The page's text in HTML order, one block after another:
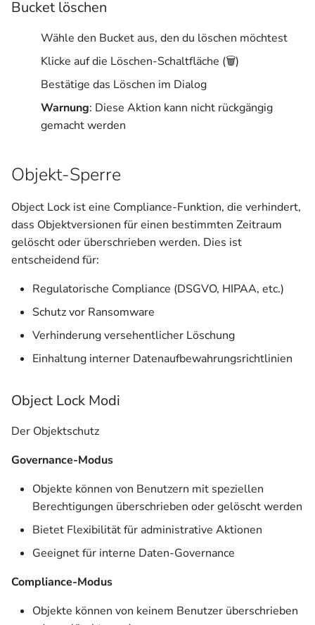
Bucket löschen
Wähle den Bucket aus, den du löschen möchtest
Klicke auf die Löschen-Schaltfläche (🗑️)
Bestätige das Löschen im Dialog
Warnung: Diese Aktion kann nicht rückgängig
gemacht werden
Objekt-Sperre
Object Lock ist eine Compliance-Funktion, die verhindert,
dass Objektversionen für einen bestimmten Zeitraum
gelöscht oder überschrieben werden. Dies ist
entscheidend für:
Regulatorische Compliance (DSGVO, HIPAA, etc.)
Schutz vor Ransomware
Verhinderung versehentlicher Löschung
Einhaltung interner Datenaufbewahrungsrichtlinien
Object Lock Modi
Der Objektschutz
Governance-Modus
Objekte können von Benutzern mit speziellen
Berechtigungen überschrieben oder gelöscht werden
Bietet Flexibilität für administrative Aktionen
Geeignet für interne Daten-Governance
Compliance-Modus
Objekte können von keinem Benutzer überschrieben